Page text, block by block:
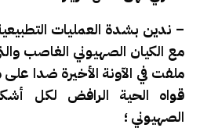
– ندين بشدة العمليات
مع الكيان الصهيوني الغاصب
ملفت في الآونة الأخيرة ضدا
قواه الحية الرافض لكل
الصهيوني ؛